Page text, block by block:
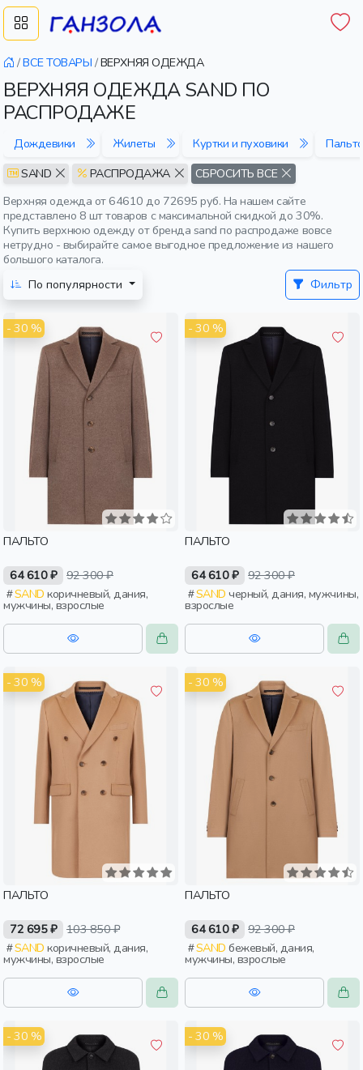
/ВСЕ ТОВАРЫ /ВЕРХНЯЯ ОДЕЖДА
ВЕРХНЯЯ ОДЕЖДА SAND ПО
РАСПРОДАЖЕ
Дождевики Жилеты Куртки и пуховики
SAND
РАСПРОДАЖА
СБРОСИТЬ ВСЕ
Верхняя одежда от 64610 до 72695 руб. На нашем сайте
представлено 8 шт товаров с максимальной скидкой до 30%.
Купить верхнюю одежду от бренда sand по распродаже вовсе
нетрудно - выбирайте самое выгодное предложение из нашего
большого каталога.
По популярности
Фильтр
- 30 %
ПАЛЬТО
64 610 ₽ 92 300 ₽
SAND коричневый, дания,
мужчины, взрослые
- 30 %
ПАЛЬТО
64 610 ₽ 92 300 ₽
SAND черный, дания, мужчины,
взрослые
- 30 %
ПАЛЬТО
72 695 ₽ 103 850 ₽
SAND коричневый, дания,
мужчины, взрослые
- 30 %
ПАЛЬТО
64 610 ₽ 92 300 ₽
SAND бежевый, дания,
мужчины, взрослые
- 30 % - 30 %